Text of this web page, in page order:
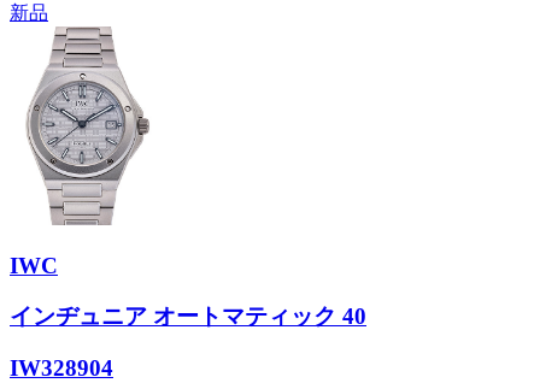
新品
IWC
インヂュニア オートマティック 40
IW328904